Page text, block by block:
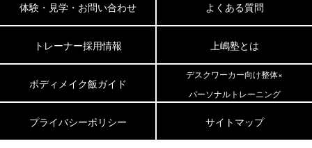
体験・見学・お問い合わせ よくある質問
トレーナー採用情報 上嶋塾とは
ボディメイク飯ガイド
デスクワーカー向け整体×
パーソナルトレーニング
プライバシーポリシー サイトマップ